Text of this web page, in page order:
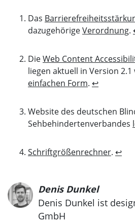
Das
dazugehörigeVerordnung.
DieWeb Content
liegen aktuell in Version
einfachen Form. ↩
Website des deutschen
Sehbehindertenverbandes
Schriftgrößenrechner. ↩
Denis Dunkel
Denis Dunkel ist
GmbH